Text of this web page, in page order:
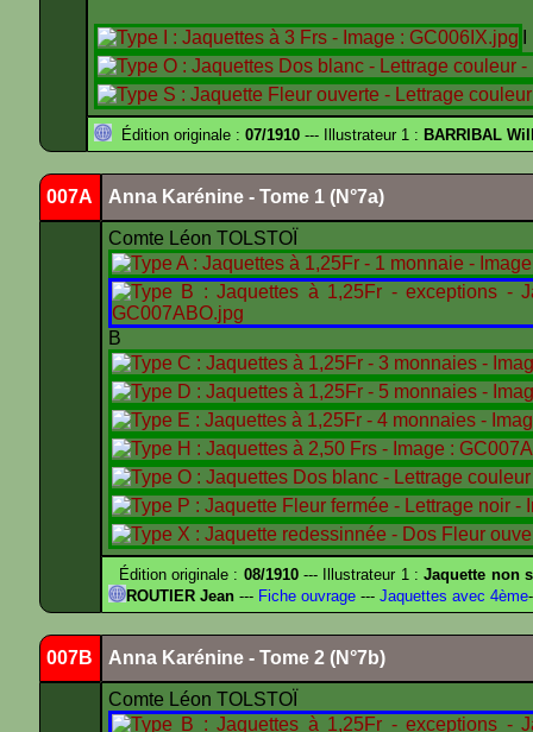
Édition originale : 07/1910 --- Illustrateur 1 : BARRIBAL
007A Anna Karénine - Tome 1 (N°7a)
Comte Léon TOLSTOÏ
B
Édition originale : 08/1910--- Illustrateur 1 :Jaquette non
ROUTIER Jean --- Fiche ouvrage --- Jaquettes avec 4ème
007B Anna Karénine - Tome 2 (N°7b)
Comte Léon TOLSTOÏ